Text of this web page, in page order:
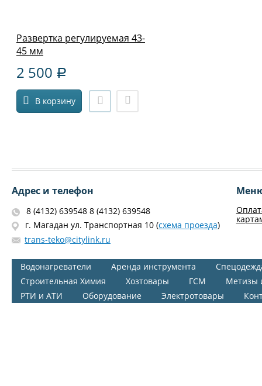
Развертка регулируемая 43-
45 мм
2 500 Р
В корзину
Адрес и телефон
8 (4132) 639548 8 (4132) 639548
г. Магадан ул. Транспортная 10 (схема проезда)
trans-teko@citylink.ru
Водонагреватели Аренда инструмента
Строительная Химия
Хозтовары ГСМ
Метизы
РТИ и АТИ
Оборудование Электротовары